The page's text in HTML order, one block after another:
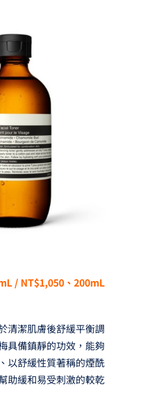
/ NT$1,050、200mL
清潔肌膚後舒緩平衡調
具備鎮靜的功效，能夠
以舒緩性質著稱的煙酰
助緩和易受刺激的較乾